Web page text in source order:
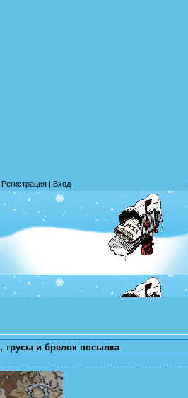
Регистрация | Вход
трусы и брелок посылка